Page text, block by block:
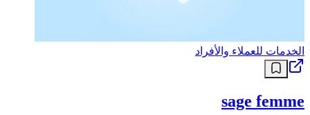
الخدمات للعملاء والأفراد
sage femme